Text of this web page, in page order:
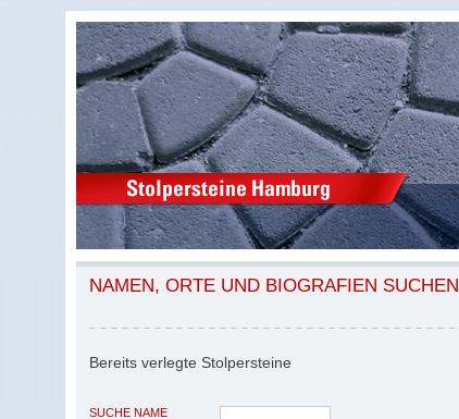
NAMEN, ORTE UND BIOGRAFIEN SUCHEN
Bereits verlegte Stolpersteine
SUCHE NAME